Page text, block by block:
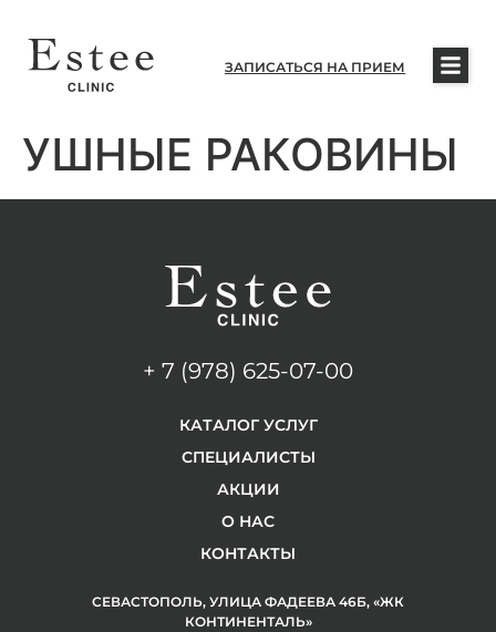
ЗАПИСАТЬСЯ НА ПРИЕМ
УШНЫЕ РАКОВИНЫ
КАТАЛОГ УСЛУГ
СПЕЦИАЛИСТЫ
АКЦИИ
О НАС
КОНТАКТЫ
+ 7 (978) 625-07-00
СЕВАСТОПОЛЬ, УЛИЦА ФАДЕЕВА 46Б, «ЖК
КОНТИНЕНТАЛЬ»